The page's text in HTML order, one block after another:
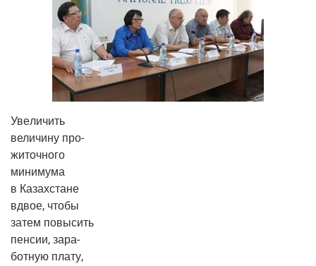
Уве­ли­чить
вели­чи­ну про­
жи­точ­но­го
мини­му­ма
в Казах­стане
вдвое, что­бы
затем повы­сить
пен­сии, зара­
бот­ную пла­ту,